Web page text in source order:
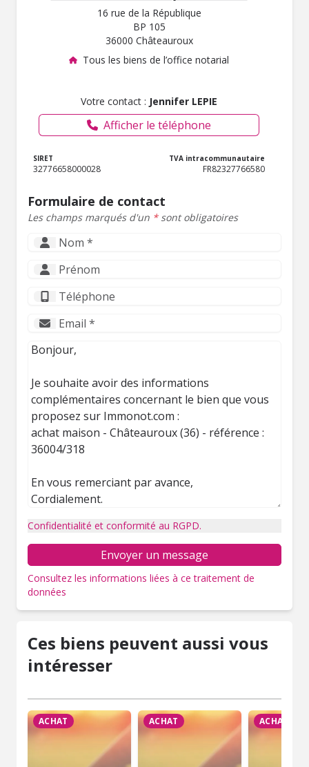
16 rue de la République
BP 105
36000 Châteauroux
Tous les biens de l’office notarial
Votre contact : Jennifer LEPIE
Afficher le téléphone
SIRET
32776658000028
TVA intracommunautaire
FR82327766580
Formulaire de contact
Les champs marqués d'un *sont obligatoires
Confidentialité et conformité au RGPD.
Envoyer un message
Consultez les informations liées à ce traitement de
données
Ces biens peuvent aussi vous
intéresser
ACHAT ACHAT ACHAT